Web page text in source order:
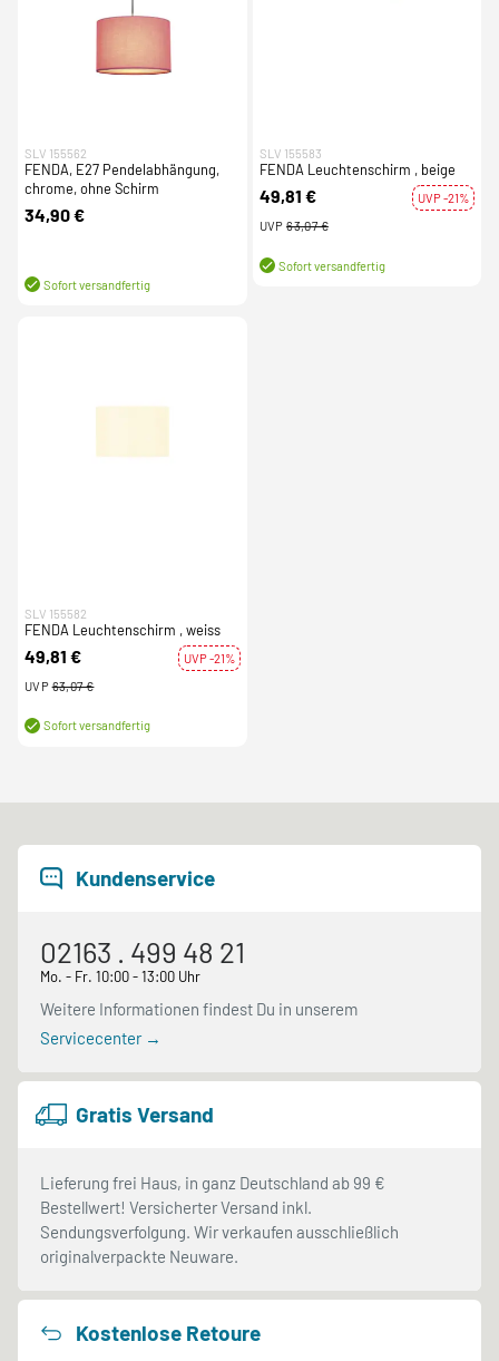
SLV 155562
FENDA, E27 Pendelabhängung,
chrome, ohne Schirm
34,90 €
Sofort versandfertig
SLV 155583
FENDA Leuchtenschirm , beige
49,81 €
UVP -21%
UVP 63,07 €
Sofort versandfertig
SLV 155582
FENDA Leuchtenschirm , weiss
49,81 €
UVP -21%
UVP 63,07 €
Sofort versandfertig
Kundenservice
02163 . 499 48 21
Mo. - Fr. 10:00 - 13:00 Uhr
Weitere Informationen findest Du in unserem
Servicecenter →
Gratis Versand
Lieferung frei Haus, in ganz Deutschland ab 99 €
Bestellwert! Versicherter Versand inkl.
Sendungsverfolgung. Wir verkaufen ausschließlich
originalverpackte Neuware.
Kostenlose Retoure